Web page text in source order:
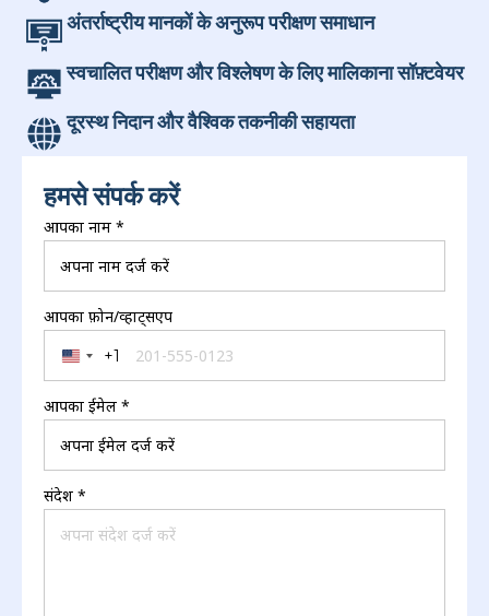
अंतर्राष्ट्रीय मानकों के अनुरूप परीक्षण समाधान
स्वचालित परीक्षण और विश्लेषण के लिए मालिकाना सॉफ़्टवेयर
दूरस्थ निदान और वैश्विक तकनीकी सहायता
हमसे संपर्क करें
आपका नाम *
आपका फ़ोन/व्हाट्सएप
United States +1
+1
आपका ईमेल *
संदेश *